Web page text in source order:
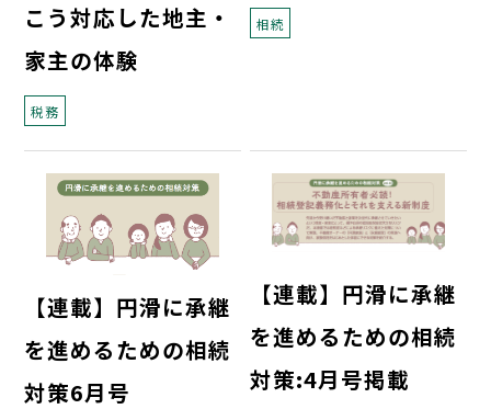
こう対応した地主・
家主の体験
税務
相続
【連載】円滑に承継
を進めるための相続
対策6月号
【連載】円滑に承継
を進めるための相続
対策:4月号掲載